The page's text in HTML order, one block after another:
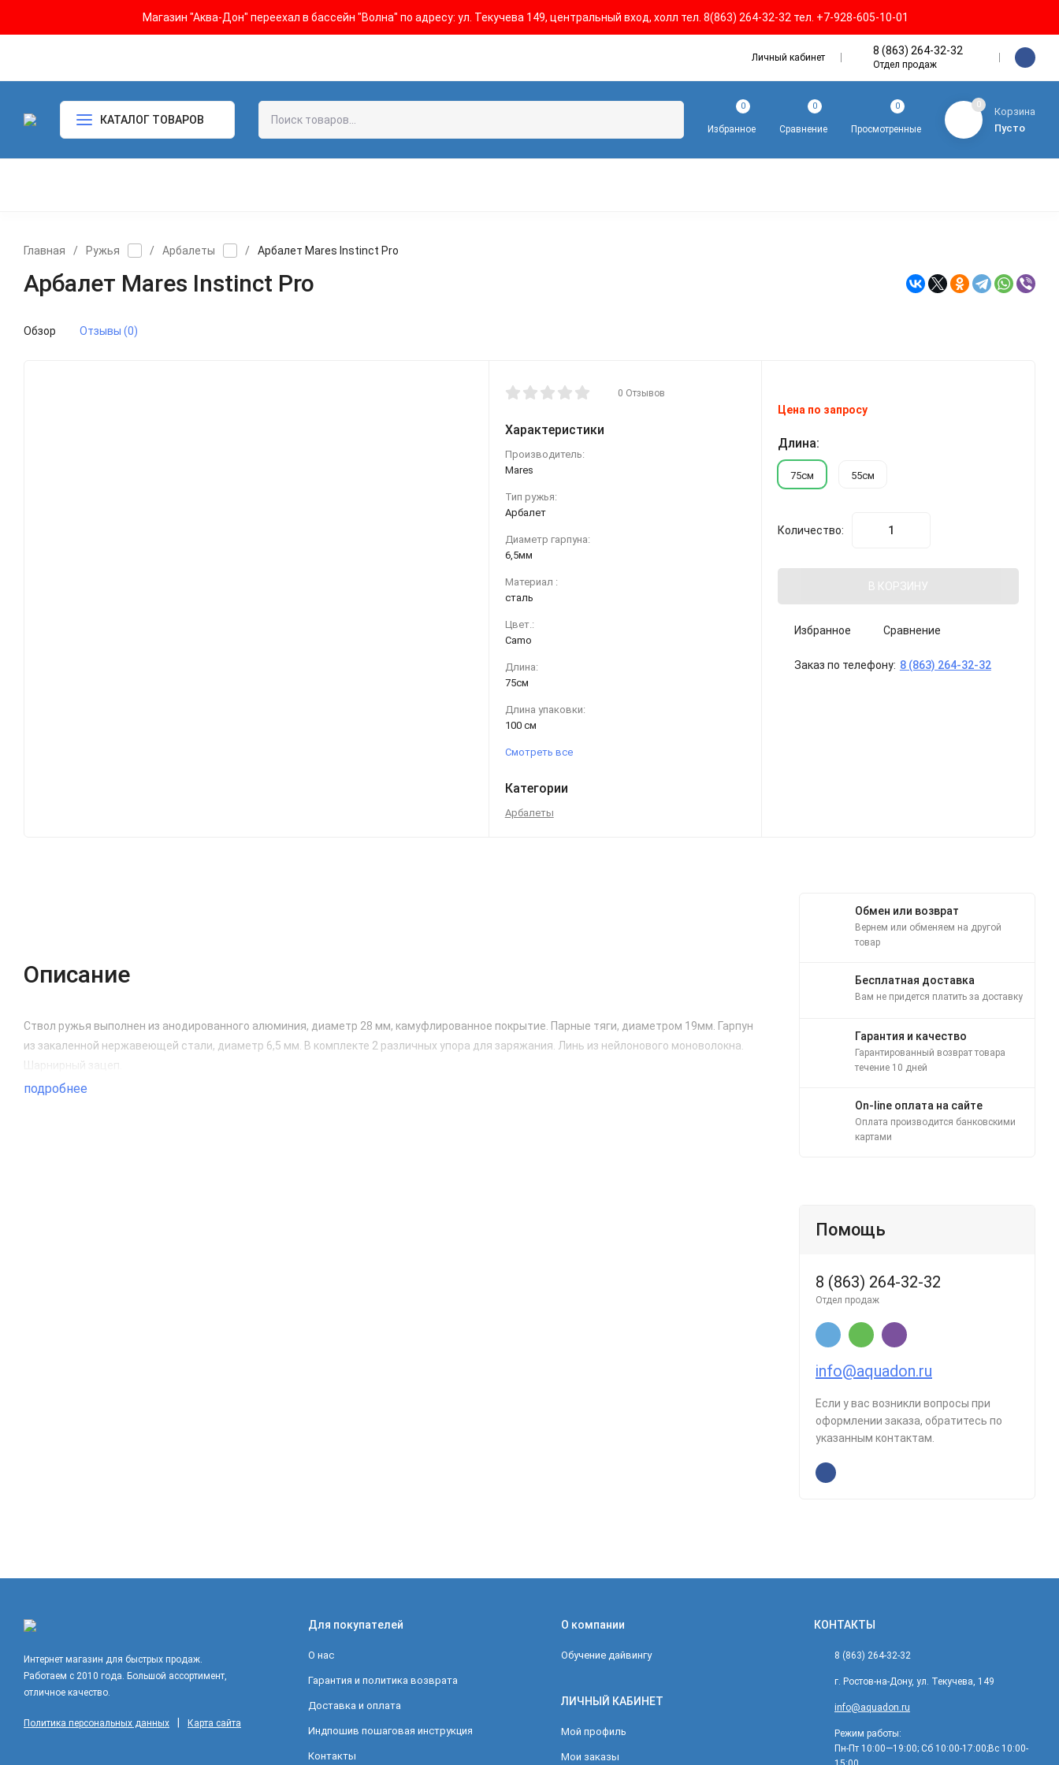
Магазин "Аква-Дон" переехал в бассейн "Волна" по адресу: ул. Текучева 149, центральный вход, холл тел. 8(863) 264-32-32 тел. +7-928-605-10-01
Личный кабинет
8 (863) 264-32-32
Отдел продаж
КАТАЛОГ ТОВАРОВ
Избранное
0
Сравнение
0
Просмотренные
0 0
Корзина
Пусто
Главная / Ружья / Арбалеты / Арбалет Mares Instinct Pro
Арбалет Mares Instinct Pro
Обзор Отзывы (0)
0 Отзывов
Характеристики
Производитель:
Mares
Тип ружья:
Арбалет
Диаметр гарпуна:
6,5мм
Материал :
сталь
Цвет.:
Camo
Длина:
75см
Длина упаковки:
100 см
Смотреть все
Категории
Арбалеты
Цена по запросу
Длина:
75см 55см
Количество:
В КОРЗИНУ
Избранное Сравнение
Заказ по телефону: 8 (863) 264-32-32
Описание
Ствол ружья выполнен из анодированного алюминия, диаметр 28 мм, камуфлированное покрытие. Парные тяги, диаметром 19мм. Гарпун
из закаленной нержавеющей стали, диаметр 6,5 мм. В комплекте 2 различных упора для заряжания. Линь из нейлонового моноволокна.
Шарнирный зацеп.
подробнее
Обмен или возврат
Вернем или обменяем на другой
товар
Бесплатная доставка
Вам не придется платить за доставку
Гарантия и качество
Гарантированный возврат товара
течение 10 дней
On-line оплата на сайте
Оплата производится банковскими
картами
Помощь
8 (863) 264-32-32
Отдел продаж
info@aquadon.ru
Если у вас возникли вопросы при
оформлении заказа, обратитесь по
указанным контактам.
Интернет магазин для быстрых продаж.
Работаем с 2010 года. Большой ассортимент,
отличное качество.
Политика персональных данных Карта сайта
Для покупателей
О нас
Гарантия и политика возврата
Доставка и оплата
Индпошив пошаговая инструкция
Контакты
О компании
Обучение дайвингу
ЛИЧНЫЙ КАБИНЕТ
Мой профиль
Мои заказы
КОНТАКТЫ
8 (863) 264-32-32
г. Ростов-на-Дону, ул. Текучева, 149
info@aquadon.ru
Режим работы:
Пн-Пт 10:00—19:00; Сб 10:00-17:00;Вс 10:00-